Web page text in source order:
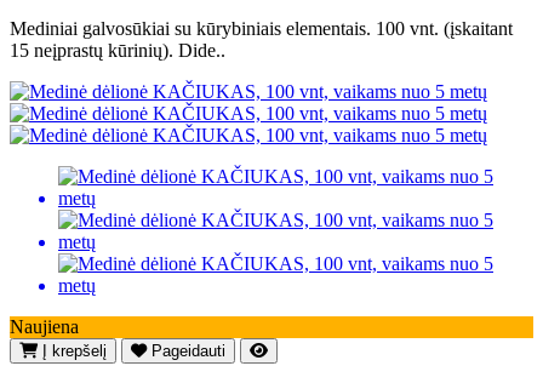
Mediniai galvosūkiai su kūrybiniais elementais. 100 vnt. (įskaitant
15 neįprastų kūrinių). Dide..
Naujiena
Į krepšelį Pageidauti